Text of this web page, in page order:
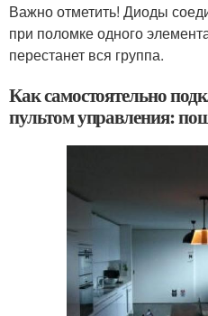
Важно отметить! Диоды
при поломке одного
перестанет вся группа.
Как самостоятельно
пультом управления: